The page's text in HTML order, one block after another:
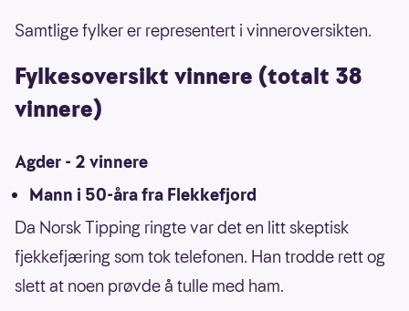
Samtlige fylker er representert i vinneroversikten.
Fylkesoversikt vinnere (totalt 38
vinnere)
Agder - 2 vinnere
Mann i 50-åra fra Flekkefjord
Da Norsk Tipping ringte var det en litt skeptisk
fjekkefjæring som tok telefonen. Han trodde rett og
slett at noen prøvde å tulle med ham.